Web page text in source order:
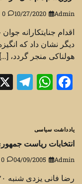
Admin
10/27/2020
0
اقدام جنایتکارانه
دیگر نشان داد که
هولناکی منجر گردد، […]
یادداشت سیاسی
انتخابات ریاست
Admin
04/09/2005
0